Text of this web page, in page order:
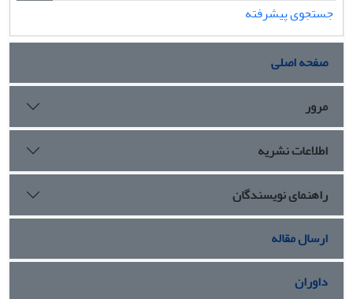
جستجوی پیشرفته
صفحه اصلی
مرور
اطلاعات نشریه
راهنمای نویسندگان
ارسال مقاله
داوران